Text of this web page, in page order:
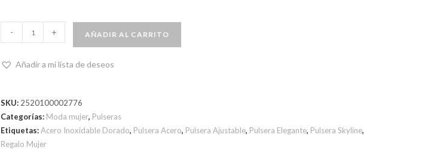
- + AÑADIR AL CARRITO
Añadir a mi lista de deseos
SKU: 2520100002776
Categorías: Moda mujer, Pulseras
Etiquetas:Acero Inoxidable Dorado, Pulsera Acero, Pulsera Ajustable, Pulsera Elegante, Pulsera Skyline,
Regalo Mujer